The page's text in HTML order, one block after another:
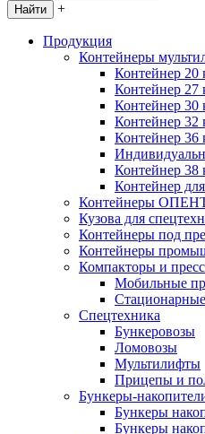
+
Продукция
Контейнеры
Контейнер 20
Контейнер 27
Контейнер 30
Контейнер 32
Контейнер 36
Контейнер 38
Контейнер
Контейнеры
Кузова для
Контейнеры под
Контейнеры
Компакторы и
Мобильные
Спецтехника
Бункеровозы
Ломовозы
Мультилифты
Прицепы и
Бункеры-
Бункеры
Бункеры